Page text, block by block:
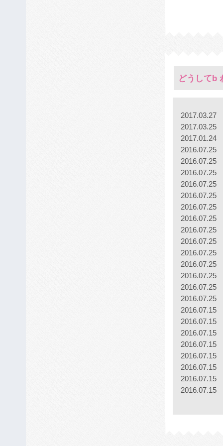
どうしてb
2017.03.27
2017.03.25
2017.01.24
2016.07.25
2016.07.25
2016.07.25
2016.07.25
2016.07.25
2016.07.25
2016.07.25
2016.07.25
2016.07.25
2016.07.25
2016.07.25
2016.07.25
2016.07.25
2016.07.25
2016.07.15
2016.07.15
2016.07.15
2016.07.15
2016.07.15
2016.07.15
2016.07.15
2016.07.15